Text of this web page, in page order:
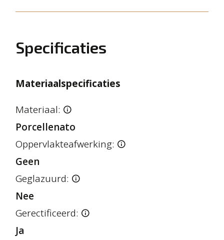
Specificaties
Materiaalspecificaties
Materiaal:
Porcellenato
Oppervlakteafwerking:
Geen
Geglazuurd:
Nee
Gerectificeerd:
Ja